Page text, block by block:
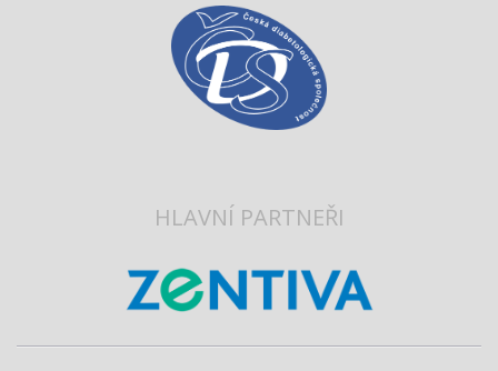
HLAVNÍ PARTNEŘI